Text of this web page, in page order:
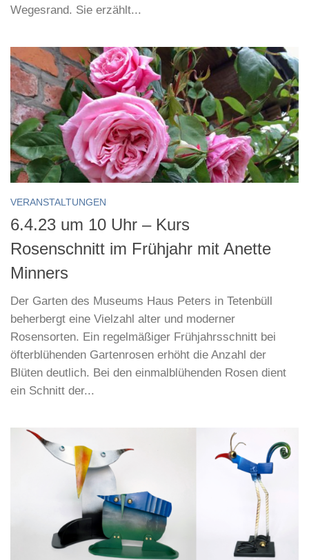
Wegesrand. Sie erzählt...
VERANSTALTUNGEN
6.4.23 um 10 Uhr – Kurs
Rosenschnitt im Frühjahr mit Anette
Minners
Der Garten des Museums Haus Peters in Tetenbüll
beherbergt eine Vielzahl alter und moderner
Rosensorten. Ein regelmäßiger Frühjahrsschnitt bei
öfterblühenden Gartenrosen erhöht die Anzahl der
Blüten deutlich. Bei den einmalblühenden Rosen dient
ein Schnitt der...